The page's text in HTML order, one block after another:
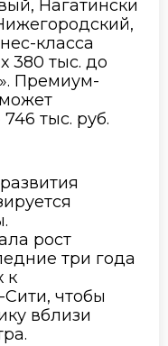
, Нагатински
класса
380 тыс. до
Премиум-
тыс. руб.
а рост
три года
к
чтобы
вблизи